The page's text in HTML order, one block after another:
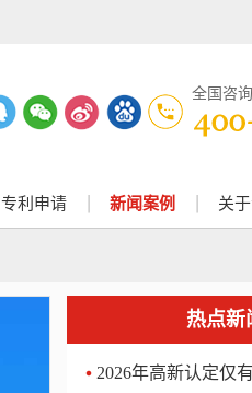
全国咨询
专利申请 新闻案例 关
热点新
2026年高新认定仅